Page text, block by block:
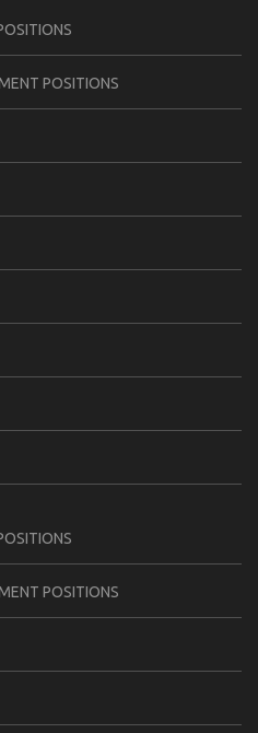
POSITIONS
POSITIONS